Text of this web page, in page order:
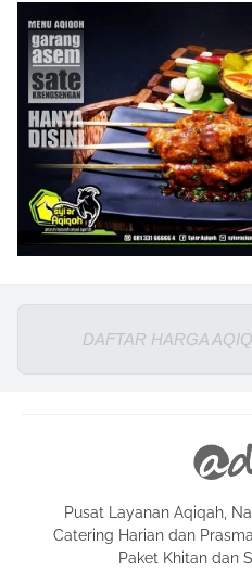
DAFTAR HARGA
Pusat Layanan Aqiqah,
Catering Harian dan
Paket Khitan dan